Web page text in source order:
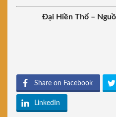
Đại Hiền Thổ –
Share on Facebook
LinkedIn